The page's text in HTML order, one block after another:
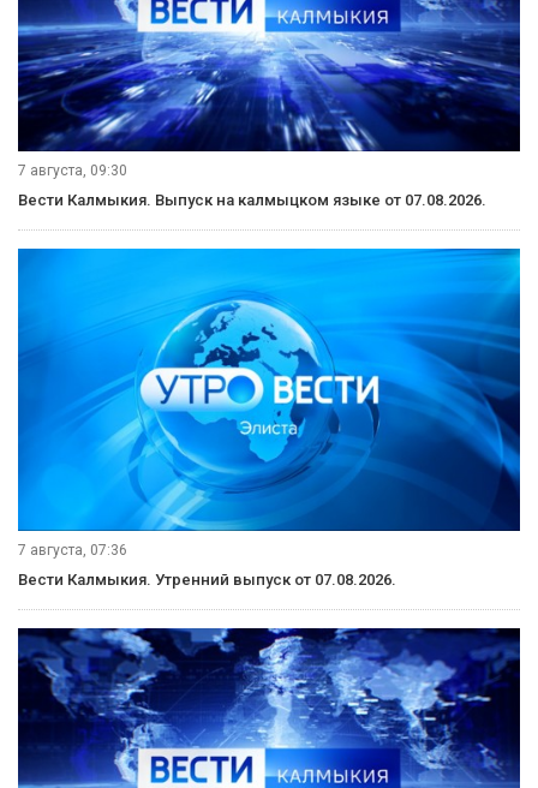
7 августа, 09:30
Вести Калмыкия. Выпуск на калмыцком языке от 07.08.2026.
7 августа, 07:36
Вести Калмыкия. Утренний выпуск от 07.08.2026.